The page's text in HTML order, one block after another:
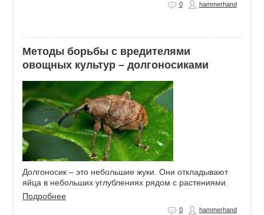
hammerhand
0
Методы борьбы с вредителями
овощных культур – долгоносиками
Долгоносик – это небольшие жуки. Они откладывают
яйца в небольших углублениях рядом с растениями.
Подробнее
hammerhand
0